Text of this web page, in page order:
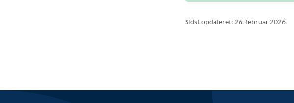
Sidst opdateret: 26. februar 2026